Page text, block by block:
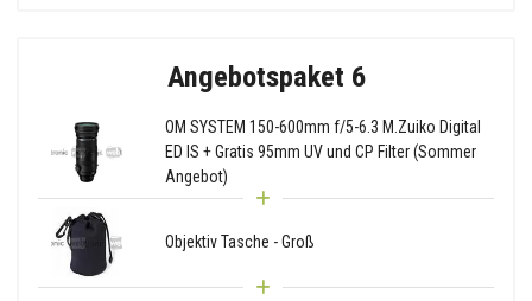
Angebotspaket 6
OM SYSTEM 150-600mm f/5-6.3 M.Zuiko Digital
ED IS + Gratis 95mm UV und CP Filter (Sommer
Angebot)
Objektiv Tasche - Groß